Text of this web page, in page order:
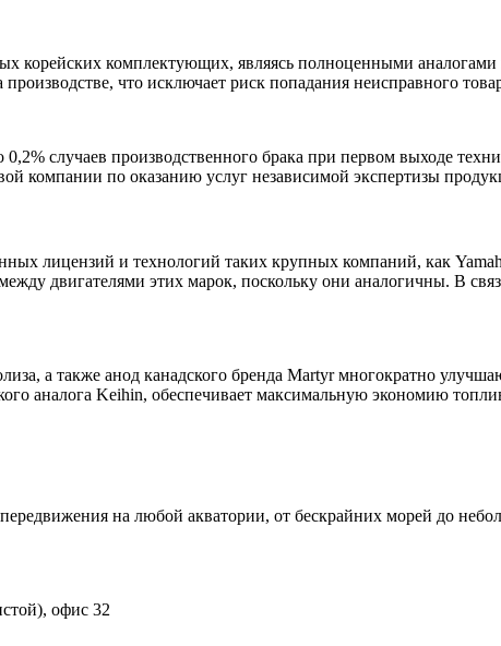
корейских комплектующих, являясь полноценными аналогами
что исключает риск попадания неисправного
случаев производственного брака при первом выходе
компании по оказанию услуг независимой экспертизы
лицензий и технологий таких крупных компаний, как
двигателями этих марок, поскольку они аналогичны. В
а также анод канадского бренда Martyr многократно
аналога Keihin, обеспечивает максимальную экономию
на любой акватории, от бескрайних морей до
офис 32